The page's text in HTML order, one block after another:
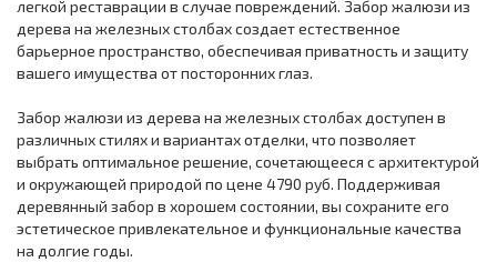
легкой реставрации в случае повреждений. Забор жалюзи из
дерева на железных столбах создает естественное
барьерное пространство, обеспечивая приватность и защиту
вашего имущества от посторонних глаз.
Забор жалюзи из дерева на железных столбах доступен в
различных стилях и вариантах отделки, что позволяет
выбрать оптимальное решение, сочетающееся с архитектурой
и окружающей природой по цене 4790 руб. Поддерживая
деревянный забор в хорошем состоянии, вы сохраните его
эстетическое привлекательное и функциональные качества
на долгие годы.